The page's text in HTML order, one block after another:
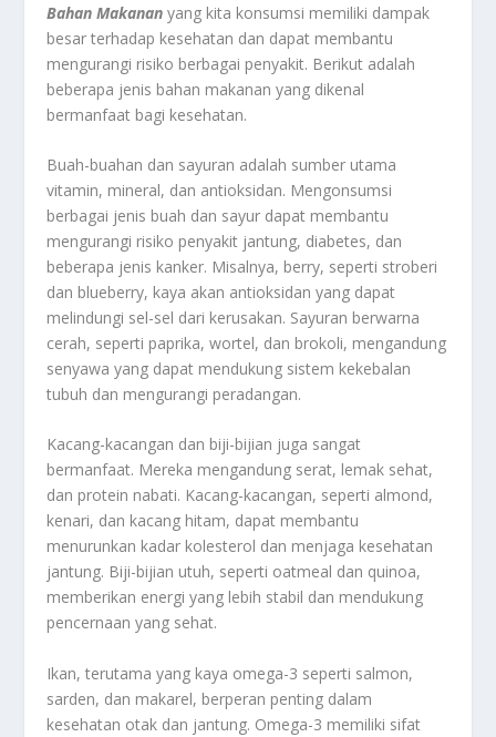
Bahan Makanan yang kita konsumsi memiliki dampak
besar terhadap kesehatan dan dapat membantu
mengurangi risiko berbagai penyakit. Berikut adalah
beberapa jenis bahan makanan yang dikenal
bermanfaat bagi kesehatan.
Buah-buahan dan sayuran adalah sumber utama
vitamin, mineral, dan antioksidan. Mengonsumsi
berbagai jenis buah dan sayur dapat membantu
mengurangi risiko penyakit jantung, diabetes, dan
beberapa jenis kanker. Misalnya, berry, seperti stroberi
dan blueberry, kaya akan antioksidan yang dapat
melindungi sel-sel dari kerusakan. Sayuran berwarna
cerah, seperti paprika, wortel, dan brokoli, mengandung
senyawa yang dapat mendukung sistem kekebalan
tubuh dan mengurangi peradangan.
Kacang-kacangan dan biji-bijian juga sangat
bermanfaat. Mereka mengandung serat, lemak sehat,
dan protein nabati. Kacang-kacangan, seperti almond,
kenari, dan kacang hitam, dapat membantu
menurunkan kadar kolesterol dan menjaga kesehatan
jantung. Biji-bijian utuh, seperti oatmeal dan quinoa,
memberikan energi yang lebih stabil dan mendukung
pencernaan yang sehat.
Ikan, terutama yang kaya omega-3 seperti salmon,
sarden, dan makarel, berperan penting dalam
kesehatan otak dan jantung. Omega-3 memiliki sifat